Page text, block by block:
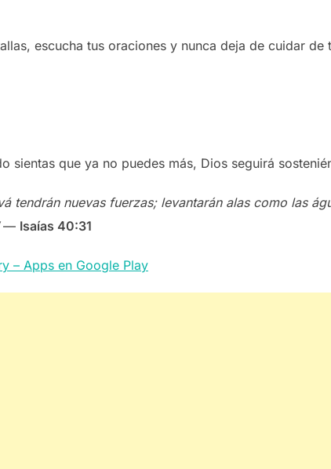
escucha tus oraciones y nunca deja de cuidar de
sientas que ya no puedes más, Dios seguirá
tendrán nuevas fuerzas; levantarán alas como las
— Isaías 40:31
– Apps en Google Play